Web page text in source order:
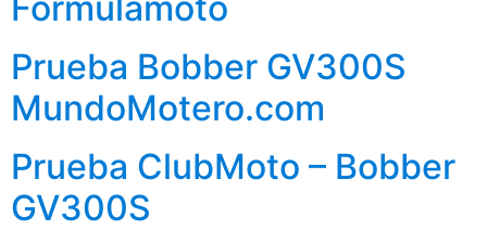
Prueba Bobber GV300S
MundoMotero.com
Prueba ClubMoto – Bobber
GV300S